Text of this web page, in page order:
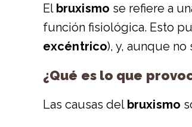
El bruxismo se refiere a
función fisiológica. Esto
excéntrico), y, aunque
¿Qué es lo que
Las causas del bruxismo